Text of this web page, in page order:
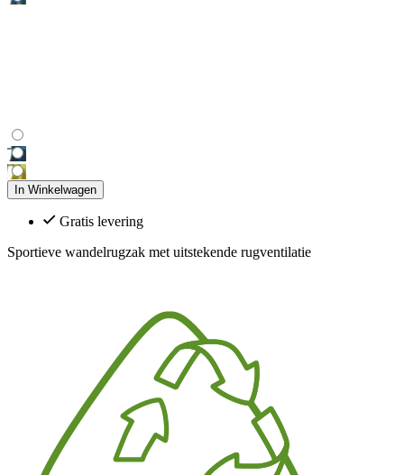
In Winkelwagen
Gratis levering
Sportieve wandelrugzak met uitstekende rugventilatie